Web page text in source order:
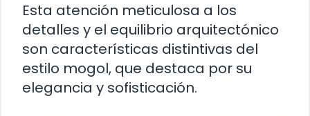
Esta atención meticulosa a los
detalles y el equilibrio arquitectónico
son características distintivas del
estilo mogol, que destaca por su
elegancia y sofisticación.